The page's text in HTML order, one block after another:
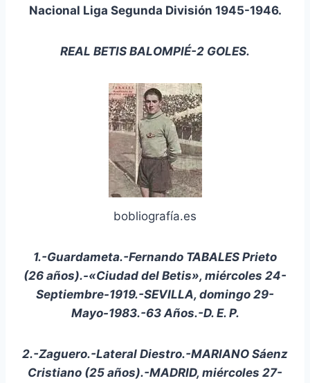
Nacional Liga Segunda División 1945-1946.
REAL BETIS BALOMPIÉ-2 GOLES.
bobliografía.es
1.-Guardameta.-Fernando TABALES Prieto
(26 años).-«Ciudad del Betis», miércoles 24-
Septiembre-1919.-SEVILLA, domingo 29-
Mayo-1983.-63 Años.-D. E. P.
2.-Zaguero.-Lateral Diestro.-MARIANO Sáenz
Cristiano (25 años).-MADRID, miércoles 27-